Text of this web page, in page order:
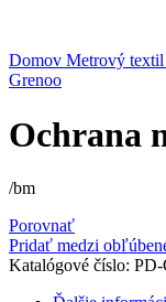
Domov Metrový textil
Grenoo
Ochrana
/bm
Porovnať
Pridať medzi
Katalógové číslo: